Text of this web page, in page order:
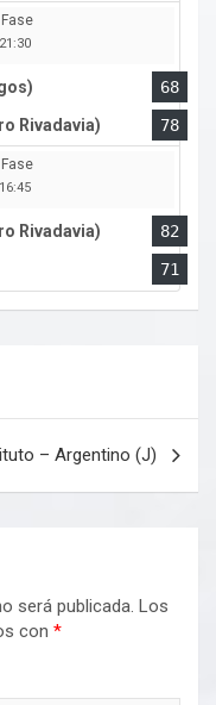
21:30
68
Rivadavia)
78
16:45
Rivadavia)
82
71
– Argentino (J)
será publicada. Los
con *